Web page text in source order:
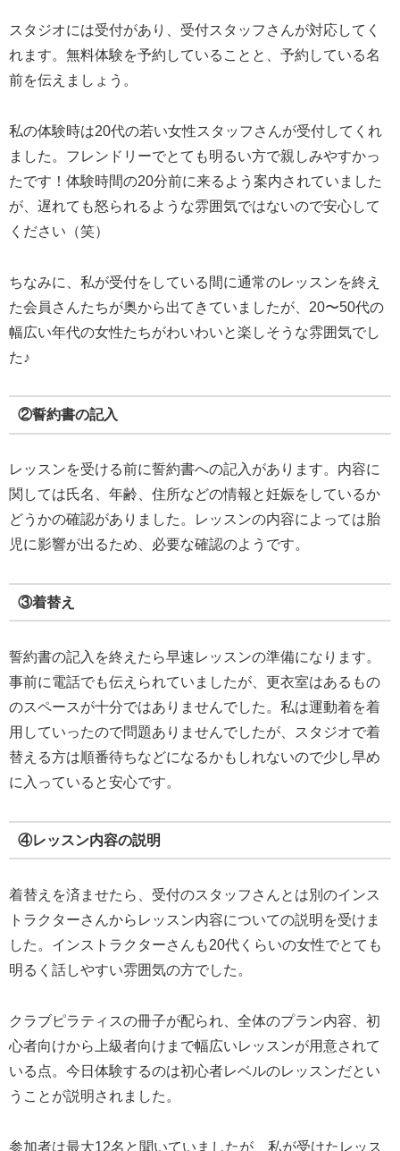
スタジオには受付があり、受付スタッフさんが対応してく
れます。無料体験を予約していることと、予約している名
前を伝えましょう。
私の体験時は20代の若い女性スタッフさんが受付してくれ
ました。フレンドリーでとても明るい方で親しみやすかっ
たです！体験時間の20分前に来るよう案内されていました
が、遅れても怒られるような雰囲気ではないので安心して
ください（笑）
ちなみに、私が受付をしている間に通常のレッスンを終え
た会員さんたちが奥から出てきていましたが、20〜50代の
幅広い年代の女性たちがわいわいと楽しそうな雰囲気でし
た♪
②誓約書の記入
レッスンを受ける前に誓約書への記入があります。内容に
関しては氏名、年齢、住所などの情報と妊娠をしているか
どうかの確認がありました。レッスンの内容によっては胎
児に影響が出るため、必要な確認のようです。
③着替え
誓約書の記入を終えたら早速レッスンの準備になります。
事前に電話でも伝えられていましたが、更衣室はあるもの
のスペースが十分ではありませんでした。私は運動着を着
用していったので問題ありませんでしたが、スタジオで着
替える方は順番待ちなどになるかもしれないので少し早め
に入っていると安心です。
④レッスン内容の説明
着替えを済ませたら、受付のスタッフさんとは別のインス
トラクターさんからレッスン内容についての説明を受けま
した。インストラクターさんも20代くらいの女性でとても
明るく話しやすい雰囲気の方でした。
クラブピラティスの冊子が配られ、全体のプラン内容、初
心者向けから上級者向けまで幅広いレッスンが用意されて
いる点。今日体験するのは初心者レベルのレッスンだとい
うことが説明されました。
参加者は最大12名と聞いていましたが、私が受けたレッス